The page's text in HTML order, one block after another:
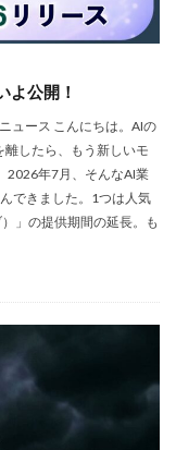
よ公開！
ュース こんにちは。AIの
したら、もう新しいモ
2026年7月、そんなAI業
できました。1つは人気
」の提供期間の延長。も
DMA
EOS C50
EOS R6 MarkⅢ
800mm F6.3-8 G
GM II
8 G
FRB
17.3.1